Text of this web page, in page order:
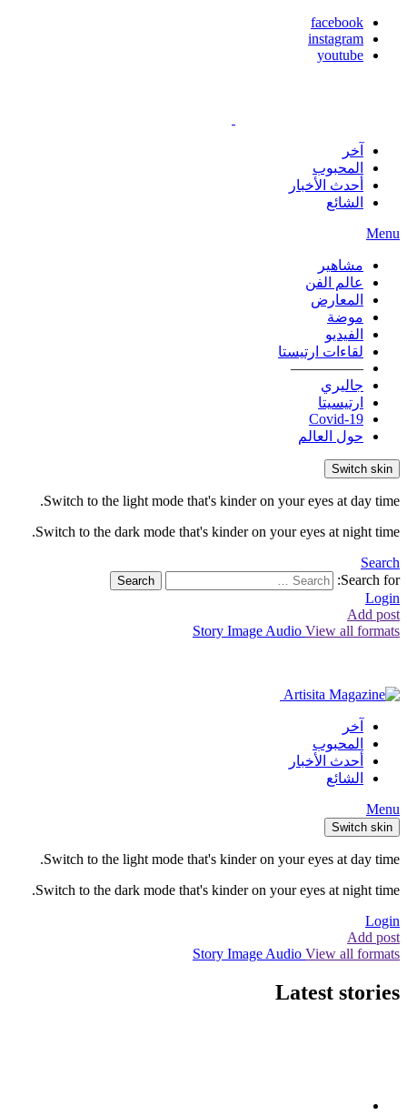
facebook
instagram
youtube
آخر
المحبوب
أحدث الأخبار
الشائع
Menu
مشاهير
عالم الفن
المعارض
موضة
الفيديو
لقاءات ارتيستا
—————
جاليري
ارتيسيتا
Covid-19
حول العالم
Switch skin
Switch to the light mode that's kinder on your eyes at day time.
Switch to the dark mode that's kinder on your eyes at night time.
Search
Search for:
Search
Login
Add post
Story Image Audio View all formats
آخر
المحبوب
أحدث الأخبار
الشائع
Menu
Switch skin
Switch to the light mode that's kinder on your eyes at day time.
Switch to the dark mode that's kinder on your eyes at night time.
Login
Add post
Story Image Audio View all formats
Latest stories